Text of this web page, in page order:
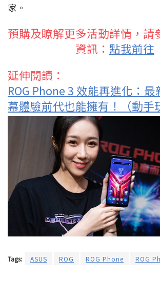
家。
預購及瞭解更多活動詳情，請
資訊： 點我前往
延伸閱讀：
ROG Phone 3 效能再進化：最
幕體驗前代也能擁有！（動手
Tags: ASUS ROG ROG Phone ROG